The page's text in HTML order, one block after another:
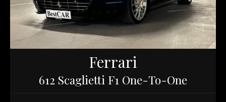
Ferrari
612 Scaglietti F1 One-To-One